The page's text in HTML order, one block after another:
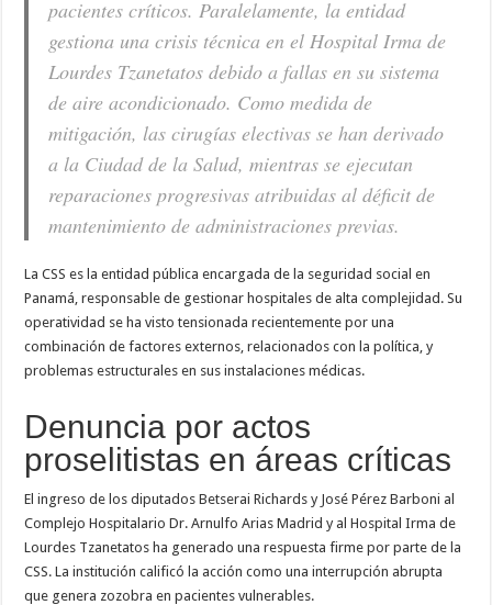
pacientes críticos. Paralelamente, la entidad
gestiona una crisis técnica en el Hospital Irma de
Lourdes Tzanetatos debido a fallas en su sistema
de aire acondicionado. Como medida de
mitigación, las cirugías electivas se han derivado
a la Ciudad de la Salud, mientras se ejecutan
reparaciones progresivas atribuidas al déficit de
mantenimiento de administraciones previas.
La CSS es la entidad pública encargada de la seguridad social en
Panamá, responsable de gestionar hospitales de alta complejidad. Su
operatividad se ha visto tensionada recientemente por una
combinación de factores externos, relacionados con la política, y
problemas estructurales en sus instalaciones médicas.
Denuncia por actos
proselitistas en áreas críticas
El ingreso de los diputados Betserai Richards y José Pérez Barboni al
Complejo Hospitalario Dr. Arnulfo Arias Madrid y al Hospital Irma de
Lourdes Tzanetatos ha generado una respuesta firme por parte de la
CSS. La institución calificó la acción como una interrupción abrupta
que genera zozobra en pacientes vulnerables.